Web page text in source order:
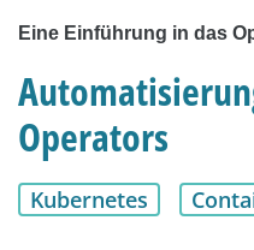
Eine Einführung in das
Operators
Kubernetes